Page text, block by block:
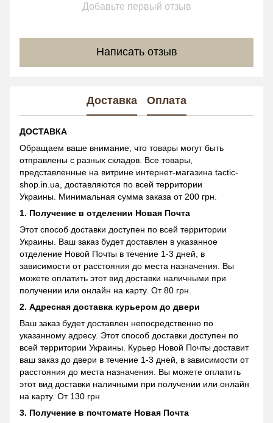
Добавьте первый отзыв
Написать отзыв
Доставка Оплата
ДОСТАВКА
Обращаем ваше внимание, что товары могут быть
отправлены с разных складов. Все товары,
представленные на витрине интернет-магазина tactic-
shop.in.ua, доставляются по всей территории
Украины. Минимальная сумма заказа от 200 грн.
1. Получение в отделении Новая Почта
Этот способ доставки доступен по всей территории
Украины. Ваш заказ будет доставлен в указанное
отделение Новой Почты в течение 1-3 дней, в
зависимости от расстояния до места назначения. Вы
можете оплатить этот вид доставки наличными при
получении или онлайн на карту. От 80 грн.
2. Адресная доставка курьером до двери
Ваш заказ будет доставлен непосредственно по
указанному адресу. Этот способ доставки доступен по
всей территории Украины. Курьер Новой Почты доставит
ваш заказ до двери в течение 1-3 дней, в зависимости от
расстояния до места назначения. Вы можете оплатить
этот вид доставки наличными при получении или онлайн
на карту. От 130 грн
3. Получение в почтомате Новая Почта